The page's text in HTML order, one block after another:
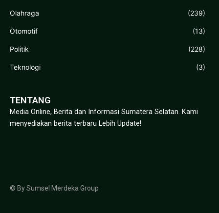
Olahraga (239)
Otomotif (13)
Politik (228)
Teknologi (3)
TENTANG
Media Online, Berita dan Informasi Sumatera Selatan. Kami
menyediakan berita terbaru Lebih Update!
© By Sumsel Merdeka Group